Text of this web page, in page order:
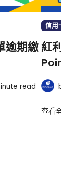
逾期繳
read
信用
紅
最
查看